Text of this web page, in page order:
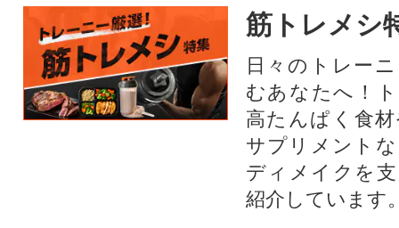
筋トレメシ
日々のトレー
むあなたへ！
高たんぱく食
サプリメント
ディメイクを
紹介しています